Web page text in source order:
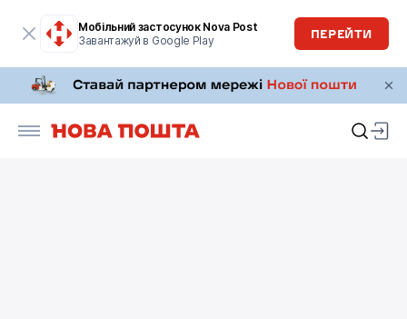
Мобільний застосунок Nova Post
Завантажуй в Google Play
ПЕРЕЙТИ